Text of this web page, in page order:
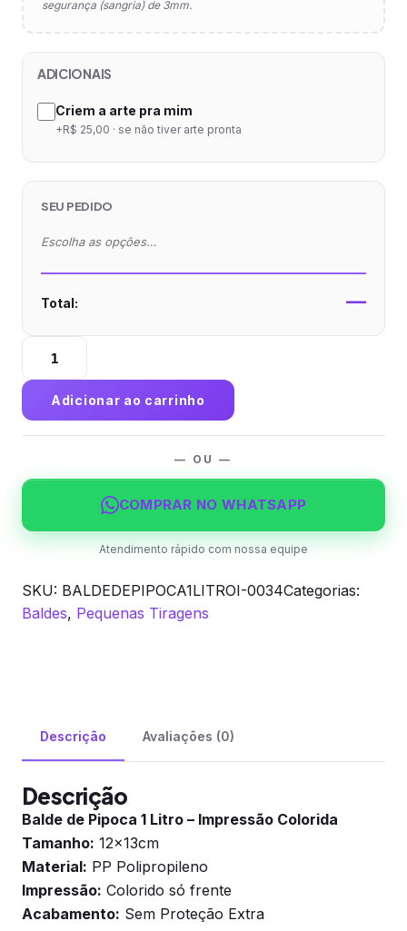
segurança (sangria) de 3mm.
ADICIONAIS
Criem a arte pra mim
+R$ 25,00 · se não tiver arte pronta
SEU PEDIDO
Escolha as opções…
Total: —
Balde
Pipoca
1
Litro
Impressão
quantidade
Adicionar ao carrinho
— OU —
COMPRAR NO WHATSAPP
Atendimento rápido com nossa equipe
SKU: BALDEDEPIPOCA1LITROI-0034Categorias:
Baldes, Pequenas Tiragens
Descrição Avaliações (0)
Descrição
Balde de Pipoca 1 Litro – Impressão Colorida
Tamanho: 12x13cm
Material: PP Polipropileno
Impressão: Colorido só frente
Acabamento: Sem Proteção Extra